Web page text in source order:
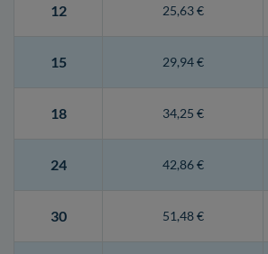
12 25,63 €
15 29,94 €
18 34,25 €
24 42,86 €
30 51,48 €